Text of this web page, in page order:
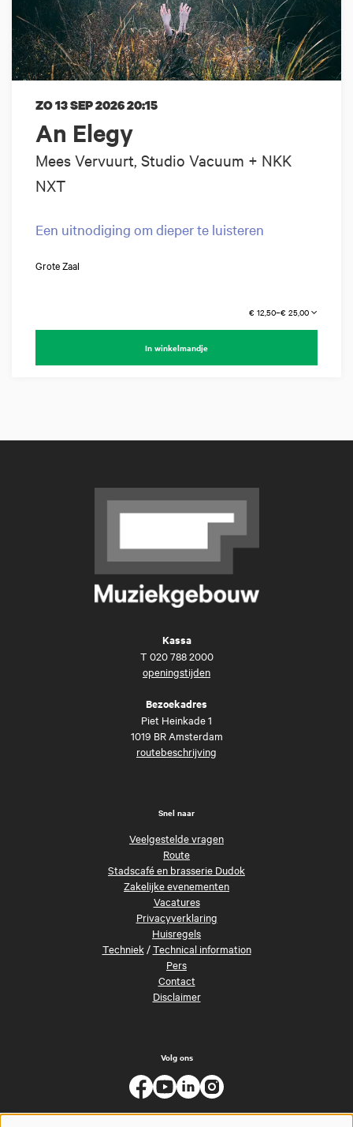
An Elegy
Mees Vervuurt, Studio Vacuum + NKK
NXT
ZO 13 SEP 202620:15
Een uitnodiging om dieper te luisteren
Grote Zaal
€ 12,50–€ 25,00
In winkelmandje
Kassa
T 020 788 2000
openingstijden
Bezoekadres
Piet Heinkade 1
1019 BR Amsterdam
routebeschrijving
Snel naar
Veelgestelde vragen
Route
Stadscafé en brasserie Dudok
Zakelijke evenementen
Vacatures
Privacyverklaring
Huisregels
Techniek/Technical information
Pers
Contact
Disclaimer
Volg ons